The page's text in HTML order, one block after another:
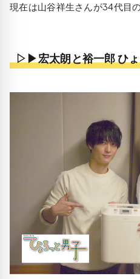
現在は山谷祥生さんが34代目
▷▶宏太朗と裕一郎 ひ